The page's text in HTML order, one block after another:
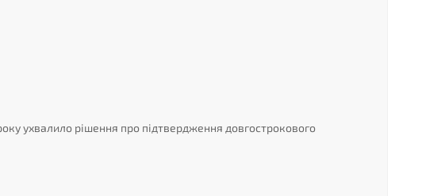
ухвалило рішення про підтвердження довгострокового